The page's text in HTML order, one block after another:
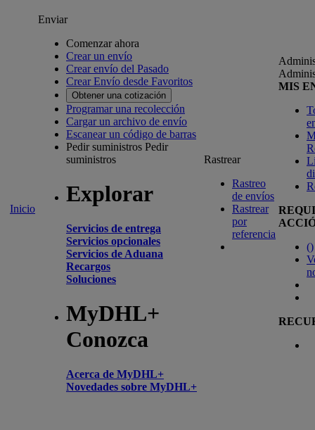
Inicio
Enviar
Comenzar ahora
Crear un envío
Crear envío del Pasado
Crear Envío desde Favoritos
Obtener una cotización
Programar una recolección
Cargar un archivo de envío
Escanear un código de barras
Pedir suministros Pedir
suministros
Explorar
Servicios de entrega
Servicios opcionales
Servicios de Aduana
Recargos
Soluciones
MyDHL+
Conozca
Acerca de MyDHL+
Novedades sobre MyDHL+
Rastrear
Rastreo
de envíos
Rastrear
por
referencia
MIS
()